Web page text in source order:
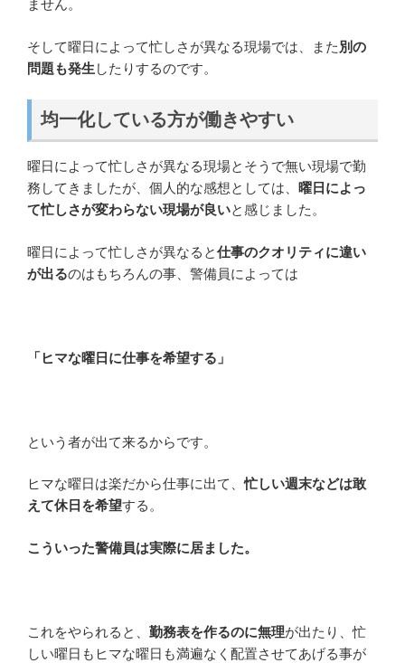
ません。
そして曜日によって忙しさが異なる現場では、また別の
問題も発生 したりするのです。
均一化している方が働きやすい
曜日によって忙しさが異なる現場とそうで無い現場で勤
務してきましたが、個人的な感想としては、 曜日によっ
て忙しさが変わらない現場が良いと感じました。
曜日によって忙しさが異なると仕事のクオリティに違い
が出るのはもちろんの事、警備員によっては
「ヒマな曜日に仕事を希望する」
という者が出て来るからです。
ヒマな曜日は楽だから仕事に出て、忙しい週末などは敢
えて休日を希望する。
こういった警備員は実際に居ました。
これをやられると、 勤務表を作るのに無理が出たり、忙
しい曜日もヒマな曜日も満遍なく配置させてあげる事が